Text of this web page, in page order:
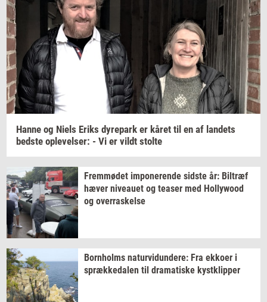
Hanne og Niels Eriks dy­re­park er kåret til en af lan­dets
bed­ste op­le­vel­ser: - Vi er vildt stol­te
Frem­mø­det im­po­ne­ren­de sid­ste år: Bil­træf
hæver ni­veau­et og tea­ser med Hol­lywood
og over­ra­skel­se
Born­holms na­tur­vi­dun­de­re: Fra ek­ko­er i
spræk­ke­da­len til dra­ma­ti­ske kyst­klip­per